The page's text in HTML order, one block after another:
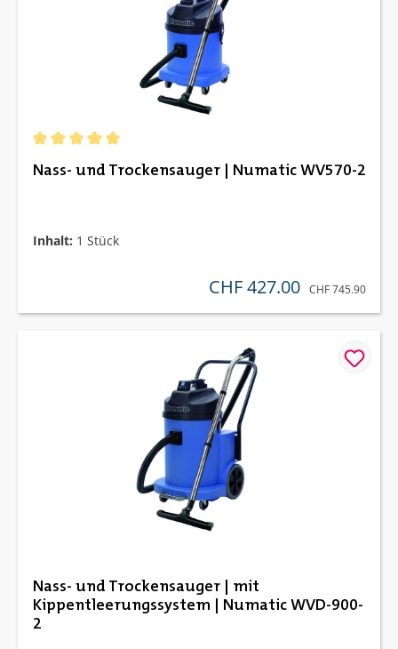
Nass- und Trockensauger | Numatic WV570-2
Inhalt: 1 Stück
verkaufspreis:
CHF 427.00 REGULÄRER
CHF 745.90
Nass- und Trockensauger | mit
Kippentleerungssystem | Numatic WVD-900-
2